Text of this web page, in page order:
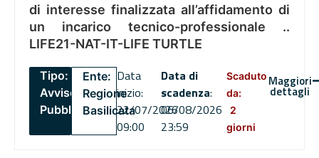
di interesse finalizzata all’affidamento di
un incarico tecnico-professionale ..
LIFE21-NAT-IT-LIFE TURTLE
Tipo:
Avviso
Pubblico
Ente:
Regione
Basilicata
Data
inizio:
22/07/2026
09:00
Data di
scadenza:
06/08/2026
23:59
Scaduto
da:
2
giorni
Maggiori
dettagli